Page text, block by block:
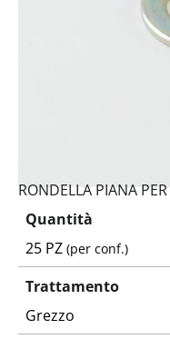
RONDELLA PIANA
Quantità
25 PZ(per conf.)
Trattamento
Grezzo